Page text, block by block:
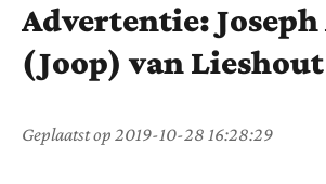
Advertentie:
(Joop) van Lieshout
Geplaatst op 2019-10-28 16:28:29